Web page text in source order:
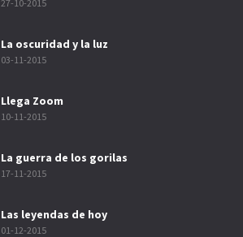
27-10-2015
La oscuridad y la luz
03-11-2015
Llega Zoom
10-11-2015
La guerra de los gorilas
17-11-2015
Las leyendas de hoy
01-12-2015